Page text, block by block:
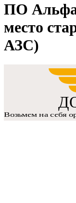
ПО Альфа
место
АЗС)